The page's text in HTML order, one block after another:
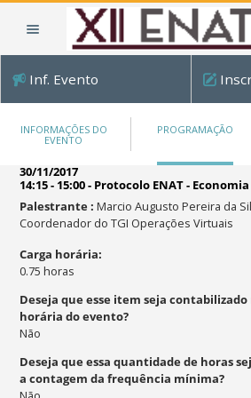
Inf. Evento
INFORMAÇÕES DO
EVENTO
PROGRAMAÇÃO
30/11/2017
14:15 - 15:00- Protocolo ENAT -
Palestrante: Marcio Augusto Pereira da
Coordenador do TGI Operações Virtuais
Carga horária:
0.75horas
Deseja que esse item seja contabilizado
horária do evento?
Não
Deseja que essa quantidade de horas
a contagem da frequência mínima?